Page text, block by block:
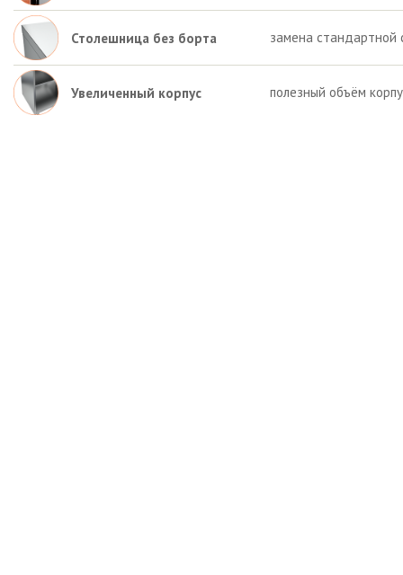
Столешница без борта замена стандартной
Увеличенный корпус полезный объём